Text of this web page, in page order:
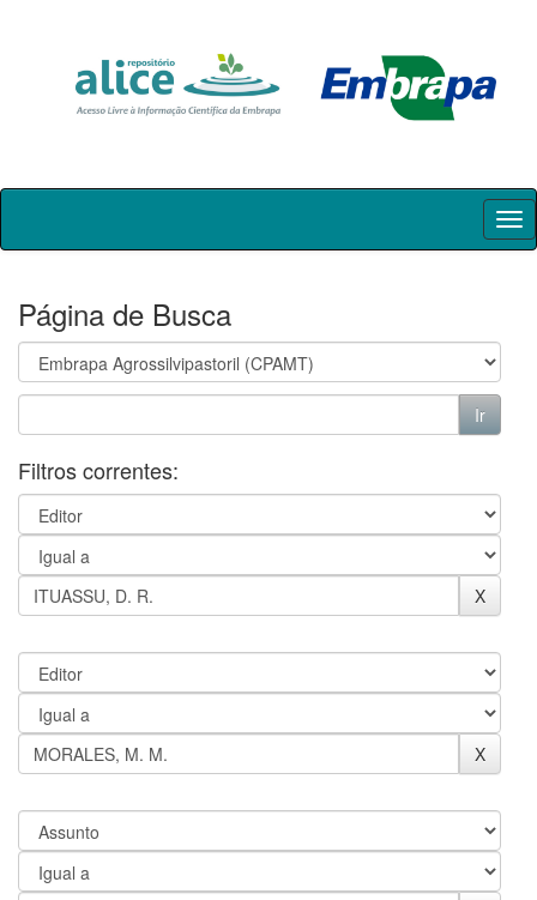
Skip
Página de Busca
Filtros correntes: